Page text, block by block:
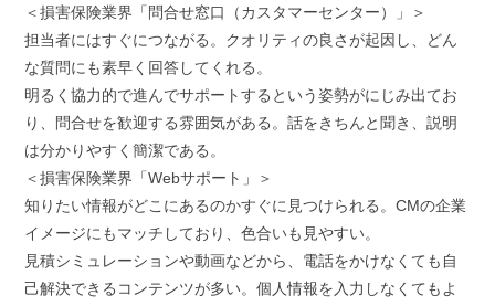
＜損害保険業界「問合せ窓口（カスタマーセンター）」＞
担当者にはすぐにつながる。クオリティの良さが起因し、どん
な質問にも素早く回答してくれる。
明るく協力的で進んでサポートするという姿勢がにじみ出てお
り、問合せを歓迎する雰囲気がある。話をきちんと聞き、説明
は分かりやすく簡潔である。
＜損害保険業界「Webサポート」＞
知りたい情報がどこにあるのかすぐに見つけられる。CMの企業
イメージにもマッチしており、色合いも見やすい。
見積シミュレーションや動画などから、電話をかけなくても自
己解決できるコンテンツが多い。個人情報を入力しなくてもよ